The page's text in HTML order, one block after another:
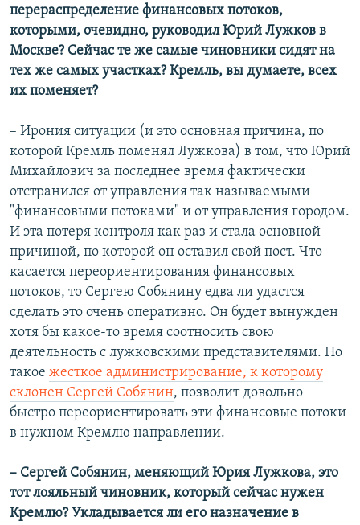
перераспределение финансовых потоков,
которыми, очевидно, руководил Юрий Лужков в
Москве? Сейчас те же самые чиновники сидят на
тех же самых участках? Кремль, вы думаете, всех
их поменяет?
– Ирония ситуации (и это основная причина, по
которой Кремль поменял Лужкова) в том, что Юрий
Михайлович за последнее время фактически
отстранился от управления так называемыми
"финансовыми потоками" и от управления городом.
И эта потеря контроля как раз и стала основной
причиной, по которой он оставил свой пост. Что
касается переориентирования финансовых
потоков, то Сергею Собянину едва ли удастся
сделать это очень оперативно. Он будет вынужден
хотя бы какое-то время соотносить свою
деятельность с лужковскими представителями. Но
такое жесткое администрирование, к которому
склонен Сергей Собянин, позволит довольно
быстро переориентировать эти финансовые потоки
в нужном Кремлю направлении.
– Сергей Собянин, меняющий Юрия Лужкова, это
тот лояльный чиновник, который сейчас нужен
Кремлю? Укладывается ли его назначение в